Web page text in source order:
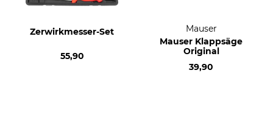
Zerwirkmesser-Set
55,90
Mauser
Mauser Klappsäge
Original
39,90